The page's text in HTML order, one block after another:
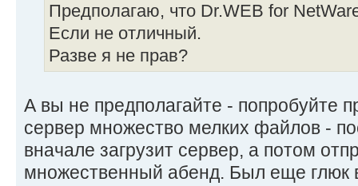
Предполагаю, что Dr.WEB for
Если не отличный.
Разве я не прав?
А вы не предполагайте - попробуйте
сервер множество мелких файлов -
вначале загрузит сервер, а потом
множественный абенд. Был еще глюк